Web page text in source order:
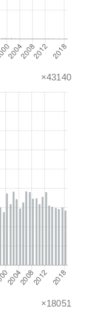
×43140
×18051